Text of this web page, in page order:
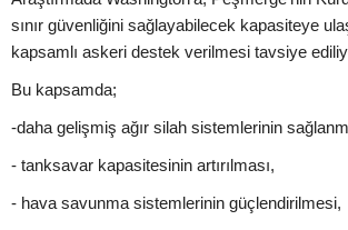
sınır güvenliğini sağlayabilecek kapasiteye
kapsamlı askeri destek verilmesi tavsiye
Bu kapsamda;
-daha gelişmiş ağır silah sistemlerinin
- tanksavar kapasitesinin artırılması,
- hava savunma sistemlerinin güçlendirilmesi,